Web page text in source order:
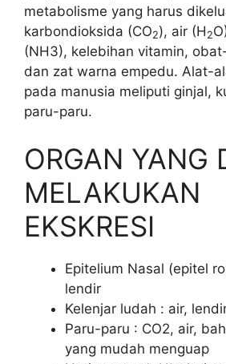
metabolisme yang harus
karbondioksida (CO2), air (H 2
(NH3), kelebihan vitamin,
dan zat warna empedu. Alat-
pada manusia meliputi ginjal,
paru-paru.
ORGAN YANG
MELAKUKAN
EKSKRESI
Epitelium Nasal (epitel
lendir
Kelenjar ludah : air,
Paru-paru : CO2, air,
yang mudah menguap